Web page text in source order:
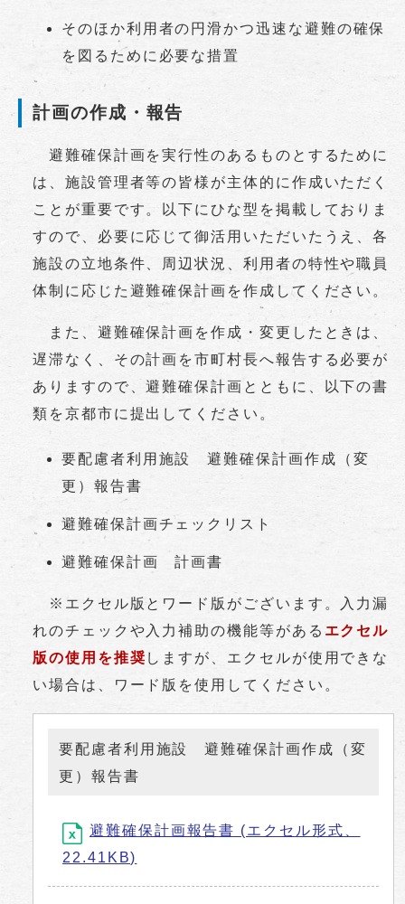
そのほか利用者の円滑かつ迅速な避難の確保
を図るために必要な措置
計画の作成・報告
避難確保計画を実行性のあるものとするために
は、施設管理者等の皆様が主体的に作成いただく
ことが重要です。以下にひな型を掲載しておりま
すので、必要に応じて御活用いただいたうえ、各
施設の立地条件、周辺状況、利用者の特性や職員
体制に応じた避難確保計画を作成してください。
また、避難確保計画を作成・変更したときは、
遅滞なく、その計画を市町村長へ報告する必要が
ありますので、避難確保計画とともに、以下の書
類を京都市に提出してください。
要配慮者利用施設 避難確保計画作成（変
更）報告書
避難確保計画チェックリスト
避難確保計画 計画書
※エクセル版とワード版がございます。入力漏
れのチェックや入力補助の機能等がある エクセル
版の使用を推奨 しますが、エクセルが使用できな
い場合は、ワード版を使用してください。
要配慮者利用施設 避難確保計画作成（変
更）報告書
避難確保計画報告書 (エクセル形式、
22.41KB)